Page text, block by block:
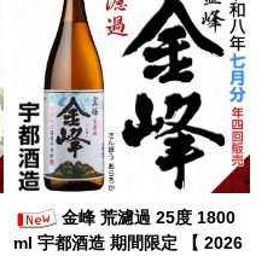
金峰 荒濾過 25度 1800
ml 宇都酒造 期間限定 【 2026